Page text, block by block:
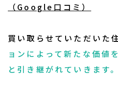
（Google口コミ）
買い取らせていただいた
ョンによって新たな価値
と引き継がれていきます。